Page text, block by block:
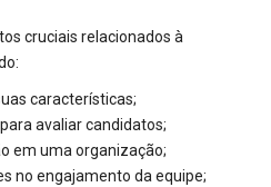
cruciais relacionados à
características;
avaliar candidatos;
em uma organização;
no engajamento da equipe;